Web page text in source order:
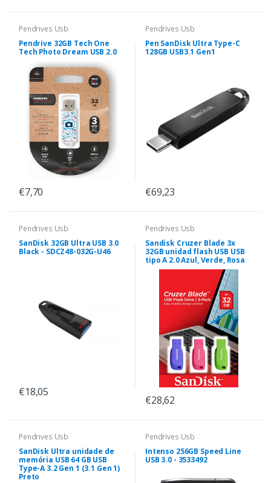
Pendrives Usb
Pendrive 32GB Tech One
Tech Photo Dream USB 2.0
€7,70
Pendrives Usb
Pen SanDisk Ultra Type-C
128GB USB3.1 Gen1
€69,23
Pendrives Usb
SanDisk 32GB Ultra USB 3.0
Black - SDCZ48-032G-U46
€18,05
Pendrives Usb
Sandisk Cruzer Blade 3x
32GB unidad flash USB USB
tipo A 2.0 Azul, Verde, Rosa
€28,62
Pendrives Usb
SanDisk Ultra unidade de
memória USB 64 GB USB
Type-A 3.2 Gen 1 (3.1 Gen 1)
Preto
Pendrives Usb
Intenso 256GB Speed Line
USB 3.0 - 3533492